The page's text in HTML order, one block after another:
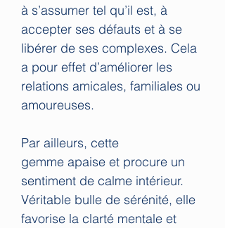
à s’assumer tel qu’il est, à
accepter ses défauts et à se
libérer de ses complexes. Cela
a pour effet d’améliorer les
relations amicales, familiales ou
amoureuses.
Par ailleurs, cette
gemme apaise et procure un
sentiment de calme intérieur.
Véritable bulle de sérénité, elle
favorise la clarté mentale et